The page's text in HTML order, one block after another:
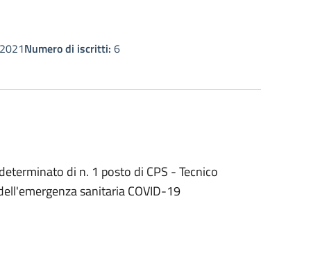
Numero di iscritti: 6
di n. 1 posto di CPS - Tecnico
sanitaria COVID-19